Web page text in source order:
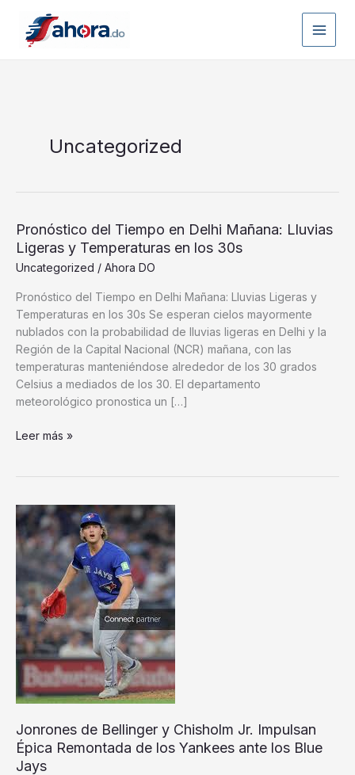
contenido
Uncategorized
Pronóstico del Tiempo en Delhi Mañana: Lluvias
Ligeras y Temperaturas en los 30s
Uncategorized / Ahora DO
Pronóstico del Tiempo en Delhi Mañana: Lluvias Ligeras y
Temperaturas en los 30s Se esperan cielos mayormente
nublados con la probabilidad de lluvias ligeras en Delhi y la
Región de la Capital Nacional (NCR) mañana, con las
temperaturas manteniéndose alrededor de los 30 grados
Celsius a mediados de los 30. El departamento
meteorológico pronostica un […]
Pronóstico
Delhi
Mañana:
Lluvias
Ligeras
Temperaturas
en
los
30s
Leer más »
Jonrones de Bellinger y Chisholm Jr. Impulsan
Épica Remontada de los Yankees ante los Blue
Jays